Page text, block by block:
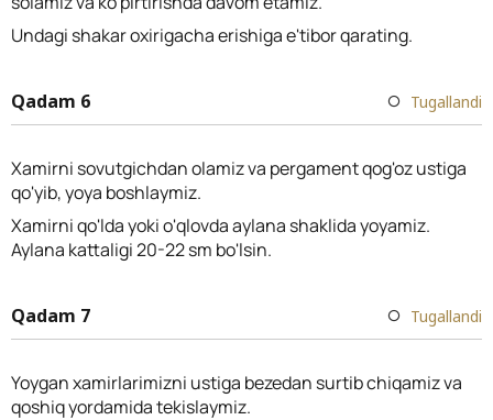
Undagi shakar oxirigacha erishiga e'tibor qarating.
Qadam 6 Tugallandi
Xamirni sovutgichdan olamiz va pergament qog'oz ustiga
qo'yib, yoya boshlaymiz.
Xamirni qo'lda yoki o'qlovda aylana shaklida yoyamiz.
Aylana kattaligi 20-22 sm bo'lsin.
Qadam 7 Tugallandi
Yoygan xamirlarimizni ustiga bezedan surtib chiqamiz va
qoshiq yordamida tekislaymiz.